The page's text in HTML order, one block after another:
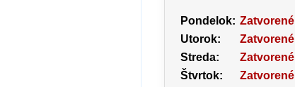
Pondelok: Zatvorené
Utorok:
Zatvorené
Streda:
Zatvorené
Štvrtok:
Zatvorené